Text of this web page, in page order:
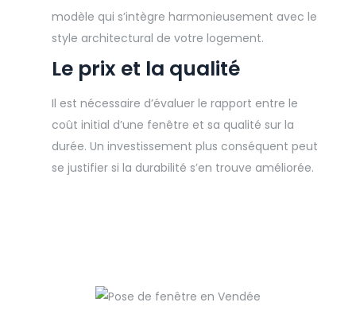
modèle qui s’intègre harmonieusement avec le
style architectural de votre logement.
Le prix et la qualité
Il est nécessaire d’évaluer le rapport entre le
coût initial d’une fenêtre et sa qualité sur la
durée. Un investissement plus conséquent peut
se justifier si la durabilité s’en trouve améliorée.